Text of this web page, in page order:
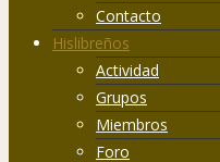
Contacto
Hislibreños
Actividad
Grupos
Miembros
Foro